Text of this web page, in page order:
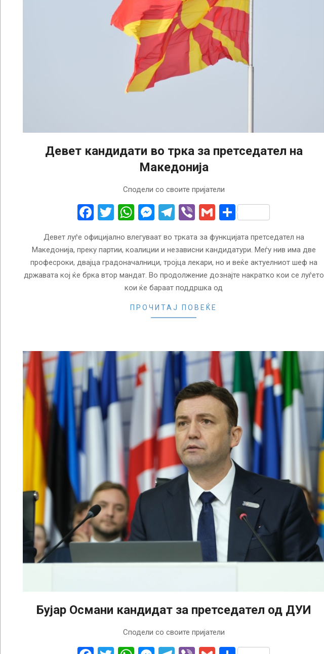
Девет кандидати во трка за претседател на
Македонија
Сподели со своите пријатели
Facebook
Twitter
WhatsApp
Messenger
Telegram
ViberGmailShare
Девет луѓе официјално влегуваат во трката за функцијата претседател на
Македонија, преку партии, коалиции и независни кандидатури. Меѓу нив има две
професроки, двајца градоначалници, тројца лекари, но и веќе актуелниот шеф на
државата кој ќе брка втор мандат. Во продолжение дознајте накратко кои се луѓето
кои ќе бараат поддршка од
ПРОЧИТАЈ ПОВЕЌЕ
Бујар Османи кандидат за претседател од ДУИ
Сподели со своите пријатели